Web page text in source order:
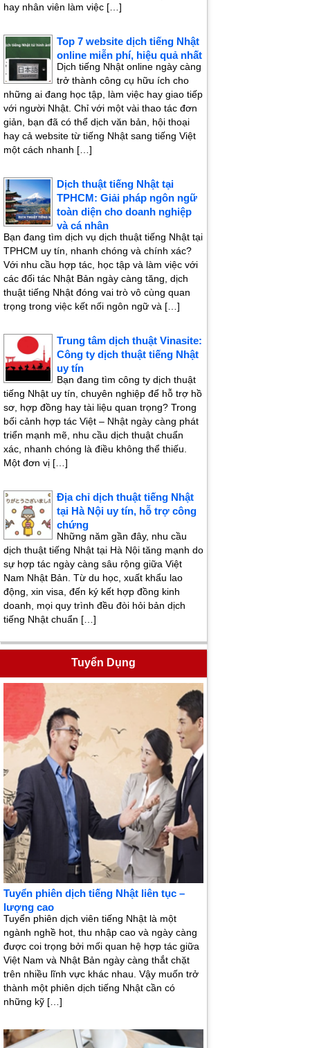
hay nhân viên làm việc […]
Top 7 website dịch tiếng Nhật
online miễn phí, hiệu quả nhất
Dịch tiếng Nhật online ngày càng
trở thành công cụ hữu ích cho
những ai đang học tập, làm việc hay giao tiếp
với người Nhật. Chỉ với một vài thao tác đơn
giản, bạn đã có thể dịch văn bản, hội thoại
hay cả website từ tiếng Nhật sang tiếng Việt
một cách nhanh […]
Dịch thuật tiếng Nhật tại
TPHCM: Giải pháp ngôn ngữ
toàn diện cho doanh nghiệp
và cá nhân
Bạn đang tìm dịch vụ dịch thuật tiếng Nhật tại
TPHCM uy tín, nhanh chóng và chính xác?
Với nhu cầu hợp tác, học tập và làm việc với
các đối tác Nhật Bản ngày càng tăng, dịch
thuật tiếng Nhật đóng vai trò vô cùng quan
trọng trong việc kết nối ngôn ngữ và […]
Trung tâm dịch thuật Vinasite:
Công ty dịch thuật tiếng Nhật
uy tín
Bạn đang tìm công ty dịch thuật
tiếng Nhật uy tín, chuyên nghiệp để hỗ trợ hồ
sơ, hợp đồng hay tài liệu quan trọng? Trong
bối cảnh hợp tác Việt – Nhật ngày càng phát
triển mạnh mẽ, nhu cầu dịch thuật chuẩn
xác, nhanh chóng là điều không thể thiếu.
Một đơn vị […]
Địa chỉ dịch thuật tiếng Nhật
tại Hà Nội uy tín, hỗ trợ công
chứng
Những năm gần đây, nhu cầu
dịch thuật tiếng Nhật tại Hà Nội tăng mạnh do
sự hợp tác ngày càng sâu rộng giữa Việt
Nam Nhật Bản. Từ du học, xuất khẩu lao
động, xin visa, đến ký kết hợp đồng kinh
doanh, mọi quy trình đều đòi hỏi bản dịch
tiếng Nhật chuẩn […]
Tuyển Dụng
Tuyển phiên dịch tiếng Nhật liên tục –
lượng cao
Tuyển phiên dịch viên tiếng Nhật là một
ngành nghề hot, thu nhập cao và ngày càng
được coi trọng bởi mối quan hệ hợp tác giữa
Việt Nam và Nhật Bản ngày càng thắt chặt
trên nhiều lĩnh vực khác nhau. Vậy muốn trở
thành một phiên dịch tiếng Nhật cần có
những kỹ […]